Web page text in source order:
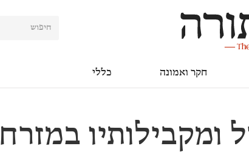
חקר ואמונה כללי
כללי
ומקבילותיו במזרח